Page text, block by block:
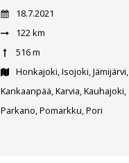
18.7.2021
122 km
516 m
Honkajoki, Isojoki, Jämijärvi,
Kankaanpää, Karvia, Kauhajoki,
Parkano, Pomarkku, Pori